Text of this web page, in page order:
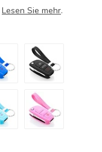
Lesen Sie mehr.